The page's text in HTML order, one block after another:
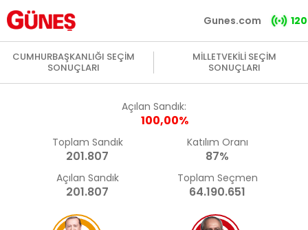
Gunes.com 120
CUMHURBAŞKANLIĞI SEÇİM
SONUÇLARI
MİLLETVEKİLİ SEÇİM
SONUÇLARI
Açılan Sandık:
100,00%
Toplam Sandık
201.807
Açılan Sandık
201.807
Katılım Oranı
87%
Toplam Seçmen
64.190.651